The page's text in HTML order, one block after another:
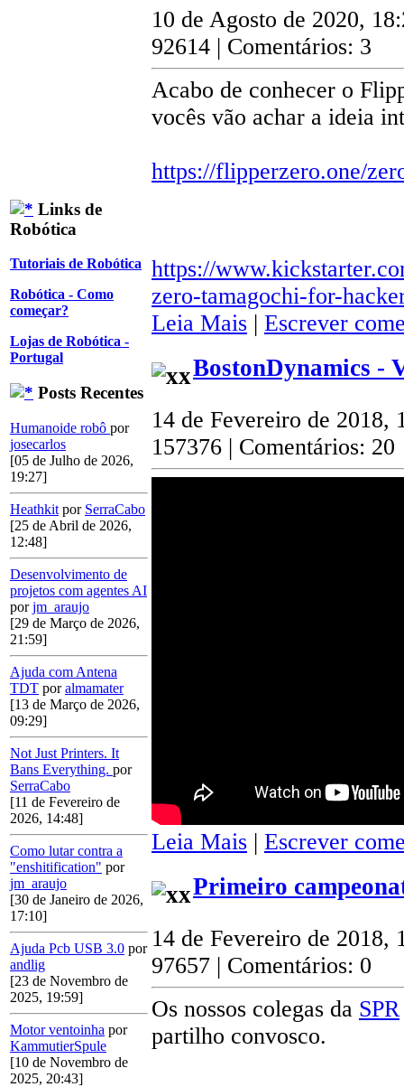
Links de
Robótica
Tutoriais de Robótica
Robótica - Como
começar?
Lojas de Robótica -
Portugal
Posts Recentes
Humanoide robô por
josecarlos
[05 de Julho de 2026,
19:27]
Heathkit por SerraCabo
[25 de Abril de 2026,
12:48]
Desenvolvimento de
projetos com agentes AI
porjm_araujo
[29 de Março de 2026,
21:59]
Ajuda com Antena
TDT poralmamater
[13 de Março de 2026,
09:29]
Not Just Printers. It
Bans Everything. por
SerraCabo
[11 de Fevereiro de
2026, 14:48]
Como lutar contra a
"enshitification" por
jm_araujo
[30 de Janeiro de 2026,
17:10]
Ajuda Pcb USB 3.0 por
andlig
[23 de Novembro de
2025, 19:59]
Motor ventoinha por
KammutierSpule
[10 de Novembro de
2025, 20:43]
10 de Agosto de 2020,
92614 | Comentários: 3
Acabo de conhecer o
vocês vão achar a ideia
https://flipperzero.one/
https://
zero-tamagochi-for-
Leia Mais | Escrever
BostonDynamics -
14 de Fevereiro de 2018,
157376 | Comentários: 20
Leia Mais | Escrever
Primeiro
14 de Fevereiro de 2018,
97657 | Comentários: 0
Os nossos colegas da SPR
partilho convosco.